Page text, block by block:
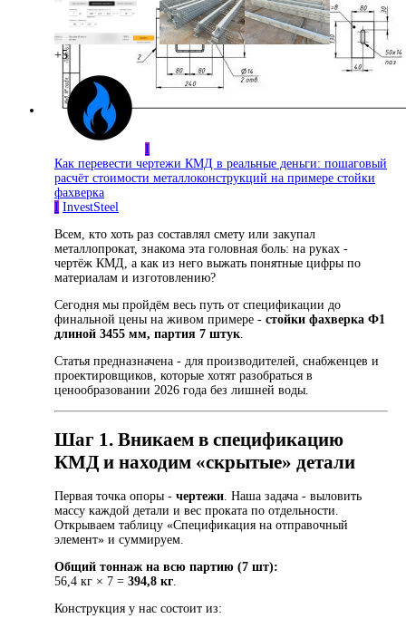
+5
I
Как перевести чертежи КМД в реальные деньги: пошаговый
расчёт стоимости металлоконструкций на примере стойки
фахверка
I InvestSteel
Всем, кто хоть раз составлял смету или закупал
металлопрокат, знакома эта головная боль: на руках -
чертёж КМД, а как из него выжать понятные цифры по
материалам и изготовлению?
Сегодня мы пройдём весь путь от спецификации до
финальной цены на живом примере - стойки фахверка Ф1
длиной 3455 мм, партия 7 штук.
Статья предназначена - для производителей, снабженцев и
проектировщиков, которые хотят разобраться в
ценообразовании 2026 года без лишней воды.
Шаг 1. Вникаем в спецификацию
КМД и находим «скрытые» детали
Первая точка опоры - чертежи. Наша задача - выловить
массу каждой детали и вес проката по отдельности.
Открываем таблицу «Спецификация на отправочный
элемент» и суммируем.
Общий тоннаж на всю партию (7 шт):
56,4 кг × 7 = 394,8 кг.
Конструкция у нас состоит из: